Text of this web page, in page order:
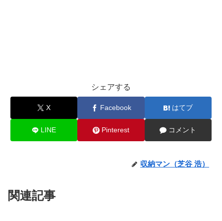
シェアする
X Facebook はてブ
LINE Pinterest コメント
収納マン（芝谷 浩）
関連記事